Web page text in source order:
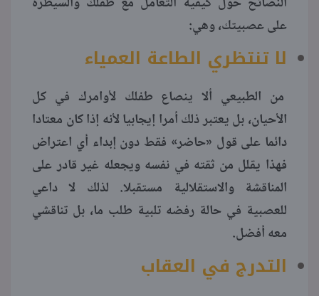
على عصبيتك، وهي:
لا تنتظري الطاعة العمياء
من الطبيعي ألا ينصاع طفلك لأوامرك في كل
الأحيان، بل يعتبر ذلك أمرا إيجابيا لأنه إذا كان معتادا
دائما على قول «حاضر» فقط دون إبداء أي اعتراض
فهذا يقلل من ثقته في نفسه ويجعله غير قادر على
المناقشة والاستقلالية مستقبلا. لذلك لا داعي
للعصبية في حالة رفضه تلبية طلب ما، بل تناقشي
معه أفضل.
التدرج في العقاب